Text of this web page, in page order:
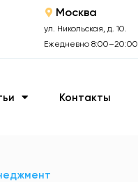
Москва
ул. Никольская, д. 10.
Ежедневно 8:00–20:00
Контакты